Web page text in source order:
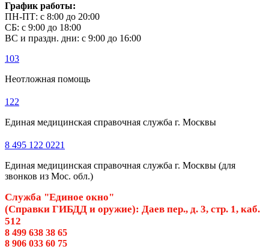
График работы:
ПН-ПТ: с 8:00 до 20:00
СБ: с 9:00 до 18:00
ВС и праздн. дни: с 9:00 до 16:00
103
Неотложная помощь
122
Единая медицинская справочная служба г. Москвы
8 495 122 0221
Единая медицинская справочная служба г. Москвы (для
звонков из Мос. обл.)
Служба "Единое окно"
(Справки ГИБДД и оружие): Даев пер., д. 3, стр. 1, каб.
512
8 499 638 38 65
8 906 033 60 75